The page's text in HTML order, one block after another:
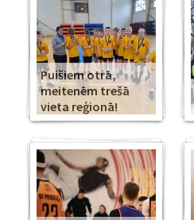
Puišiem otrā,
meitenēm trešā
vieta reģionā!